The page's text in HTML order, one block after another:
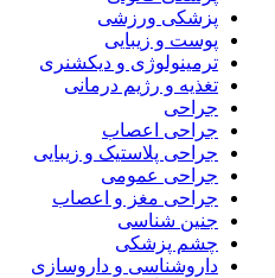
پزشکی ورزشی
پوست و زیبایی
ترمینولوژی و دیکشنری
تغذیه و رژیم درمانی
جراحی
جراحی اعصاب
جراحی پلاستیک و زیبایی
جراحی عمومی
جراحی مغز و اعصاب
جنین شناسی
چشم پزشکی
داروشناسی و داروسازی